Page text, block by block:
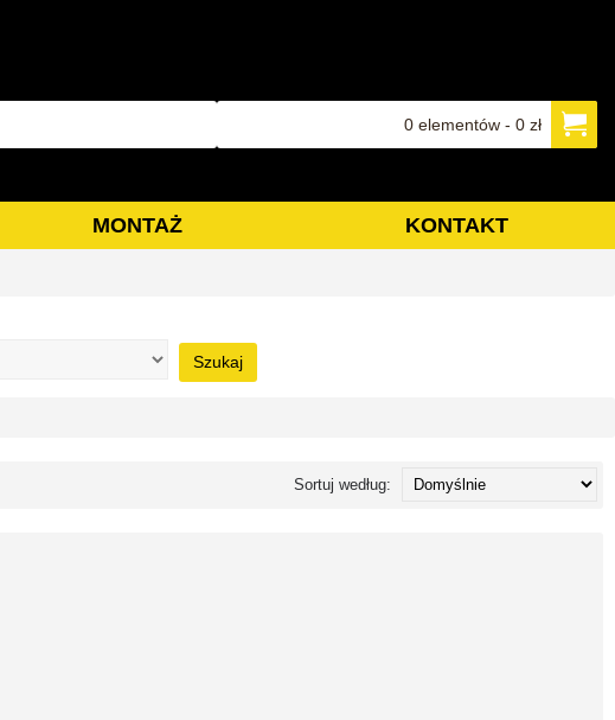
0 elementów - 0 zł
MONTAŻ KONTAKT
Szukaj
Sortuj według: